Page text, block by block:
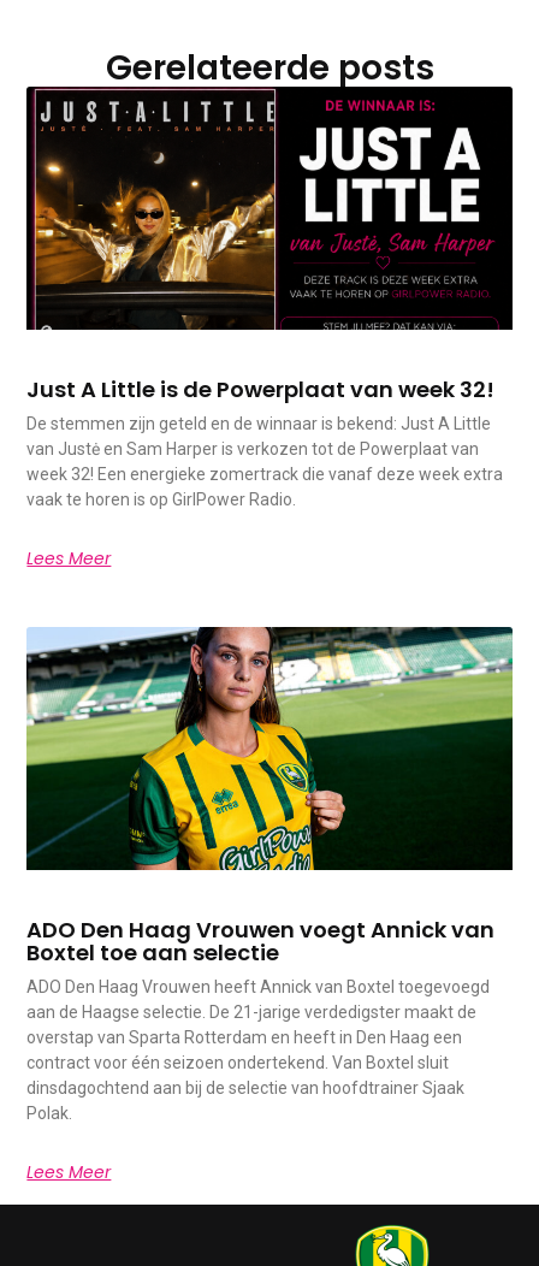
Gerelateerde posts
Just A Little is de Powerplaat van week 32!
De stemmen zijn geteld en de winnaar is bekend: Just A Little
van Justė en Sam Harper is verkozen tot de Powerplaat van
week 32! Een energieke zomertrack die vanaf deze week extra
vaak te horen is op GirlPower Radio.
Lees Meer
ADO Den Haag Vrouwen voegt Annick van
Boxtel toe aan selectie
ADO Den Haag Vrouwen heeft Annick van Boxtel toegevoegd
aan de Haagse selectie. De 21-jarige verdedigster maakt de
overstap van Sparta Rotterdam en heeft in Den Haag een
contract voor één seizoen ondertekend. Van Boxtel sluit
dinsdagochtend aan bij de selectie van hoofdtrainer Sjaak
Polak.
Lees Meer